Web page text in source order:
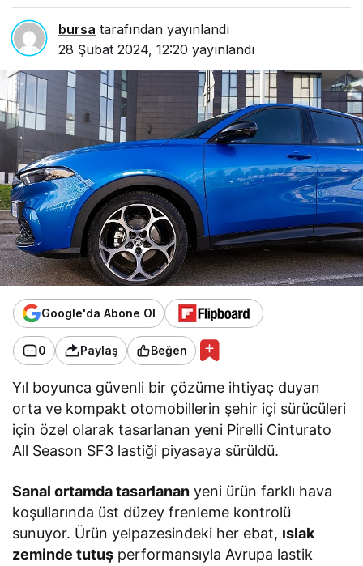
bursa tarafından yayınlandı
28 Şubat 2024, 12:20 yayınlandı
Google'da Abone Ol
0 Paylaş Beğen
Yıl boyunca güvenli bir çözüme ihtiyaç duyan
orta ve kompakt otomobillerin şehir içi sürücüleri
için özel olarak tasarlanan yeni Pirelli Cinturato
All Season SF3 lastiği piyasaya sürüldü.
Sanal ortamda tasarlanan yeni ürün farklı hava
koşullarında üst düzey frenleme kontrolü
sunuyor. Ürün yelpazesindeki her ebat, ıslak
zeminde tutuş performansıyla Avrupa lastik